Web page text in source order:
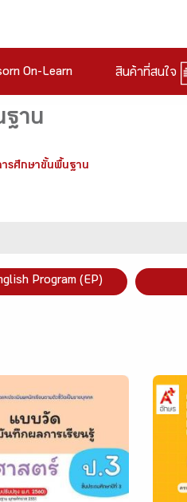
On-Learn สินค้าที่สนใจ
ฐาน
รศึกษาขั้นพื้นฐาน
Program (EP)